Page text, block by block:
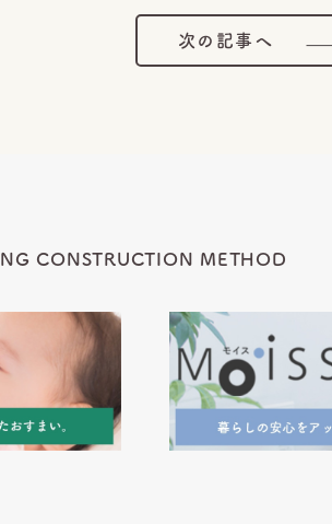
次の記事へ
CONSTRUCTION METHOD